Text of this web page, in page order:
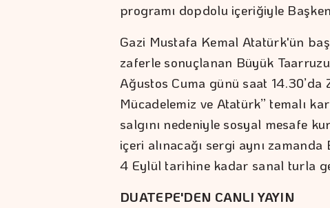
programı dopdolu içeriğiyle
Gazi Mustafa Kemal Atatürk'ün
zaferle sonuçlanan Büyük
Ağustos Cuma günü saat 14.30’da
Mücadelemiz ve Atatürk” temalı
salgını nedeniyle sosyal mesafe
içeri alınacağı sergi aynı
4 Eylül tarihine kadar sanal turla
DUATEPE'DEN CANLI YAYIN